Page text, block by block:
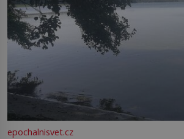
epochalnisvet.cz